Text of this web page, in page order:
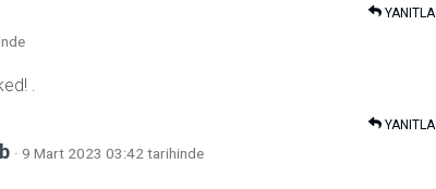
YANITLA
.
YANITLA
· 9 Mart 2023 03:42 tarihinde